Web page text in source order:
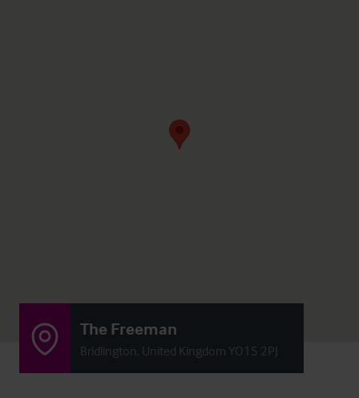
The Freeman
Bridlington, United Kingdom YO15 2PJ